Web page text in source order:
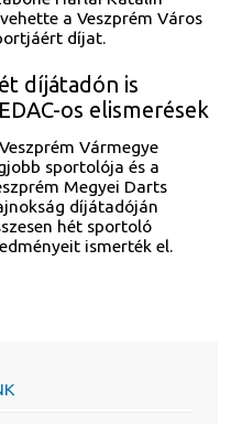
a Veszprém Város
díjat.
díjátadón is
os elismerések
Vármegye
sportolója és a
Megyei Darts
díjátadóján
hét sportoló
ismerték el.